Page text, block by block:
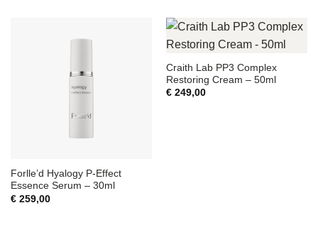
Forlle’d Hyalogy P-Effect
Essence Serum – 30ml
€259,00
Craith Lab PP3 Complex
Restoring Cream – 50ml
€249,00